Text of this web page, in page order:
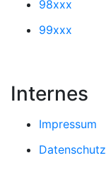
98xxx
99xxx
Internes
Impressum
Datenschutz